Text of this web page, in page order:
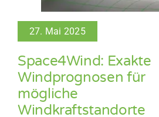
27. Mai 2025
Space4Wind: Exakte
Windprognosen für
mögliche
Windkraftstandorte